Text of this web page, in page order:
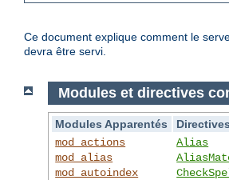
Ce document explique comment le
devra être servi.
Modules et directives
Modules Apparentés
mod_actions
mod_alias
mod_autoindex
Alias